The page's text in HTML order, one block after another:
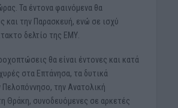
Τα έντονα φαινόμενα θα
και την Παρασκευή, ενώ σε ισχύ
δελτίο της ΕΜΥ.
θα είναι έντονες και κατά
στα Επτάνησα, τα δυτικά
Πελοπόννησο, την Ανατολική
Θράκη, συνοδευόμενες σε αρκετές